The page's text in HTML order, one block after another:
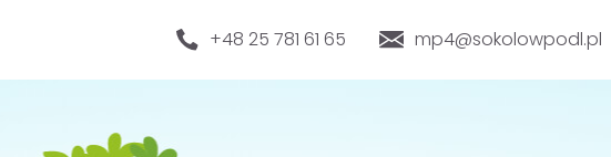
+48 25 781 61 65 mp4@sokolowpodl.pl